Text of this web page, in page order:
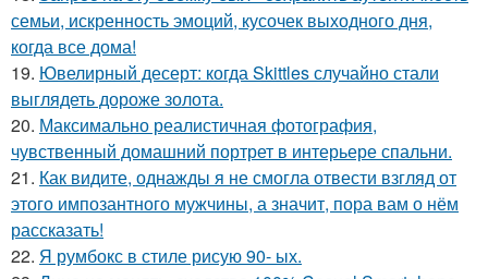
семьи, искренность эмоций, кусочек выходного дня,
когда все дома!
19. Ювелирный десерт: когда Skittles случайно стали
выглядеть дороже золота.
20. Максимально реалистичная фотография,
чувственный домашний портрет в интерьере спальни.
21. Как видите, однажды я не смогла отвести взгляд от
этого импозантного мужчины, а значит, пора вам о нём
рассказать!
22. Я румбокс в стиле рисую 90- ых.